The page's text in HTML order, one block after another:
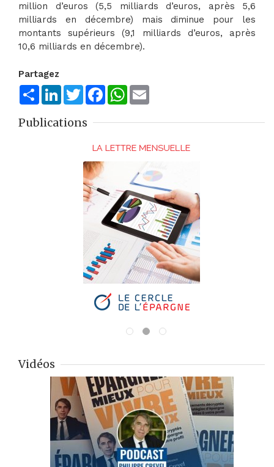
million d’euros (5,5 milliards d’euros, après 5,6
milliards en décembre) mais diminue pour les
montants supérieurs (9,1 milliards d’euros, après
10,6 milliards en décembre).
Partagez
ShareLinkedInTwitterFacebookWhatsApp
Publications
Vidéos